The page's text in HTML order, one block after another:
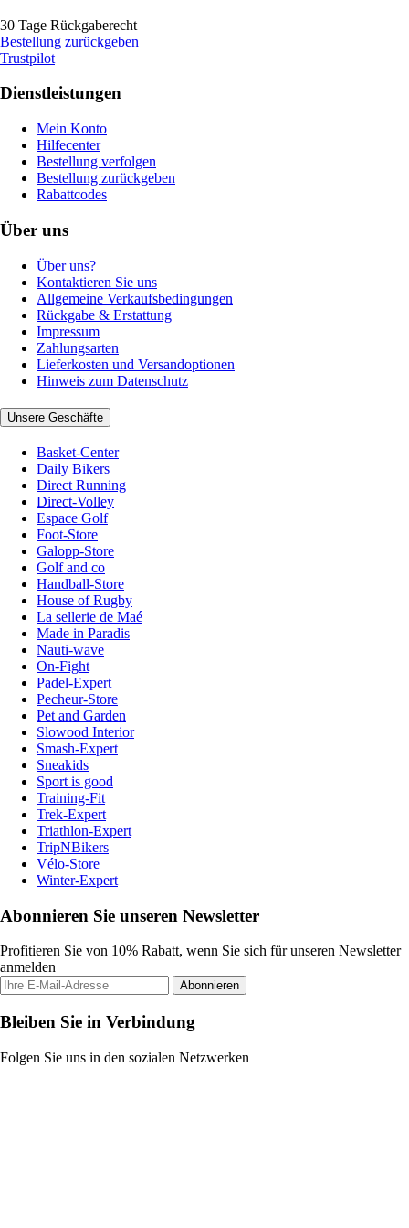
30 Tage Rückgaberecht
Bestellung zurückgeben
Trustpilot
Dienstleistungen
Mein Konto
Hilfecenter
Bestellung verfolgen
Bestellung zurückgeben
Rabattcodes
Über uns
Über uns?
Kontaktieren Sie uns
Allgemeine Verkaufsbedingungen
Rückgabe & Erstattung
Impressum
Zahlungsarten
Lieferkosten und Versandoptionen
Hinweis zum Datenschutz
Unsere Geschäfte
Basket-Center
Daily Bikers
Direct Running
Direct-Volley
Espace Golf
Foot-Store
Galopp-Store
Golf and co
Handball-Store
House of Rugby
La sellerie de Maé
Made in Paradis
Nauti-wave
On-Fight
Padel-Expert
Pecheur-Store
Pet and Garden
Slowood Interior
Smash-Expert
Sneakids
Sport is good
Training-Fit
Trek-Expert
Triathlon-Expert
TripNBikers
Vélo-Store
Winter-Expert
Abonnieren Sie unseren Newsletter
Profitieren Sie von 10% Rabatt, wenn Sie sich für unseren Newsletter
anmelden
Abonnieren
Bleiben Sie in Verbindung
Folgen Sie uns in den sozialen Netzwerken